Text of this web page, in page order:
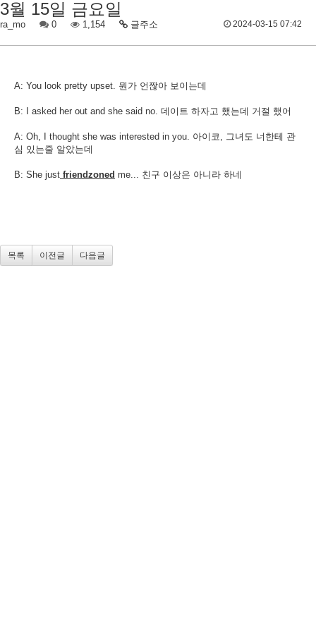
3월 15일 금요일
ra_mo 0 1,154 글주소 2024-03-15 07:42
A: You look pretty upset. 뭔가 언짢아 보이는데
B: I asked her out and she said no. 데이트 하자고 했는데 거절 했어
A: Oh, I thought she was interested in you. 아이코, 그녀도 너한테 관
심 있는줄 알았는데
B: She just friendzoned me... 친구 이상은 아니라 하네​
목록 이전글 다음글